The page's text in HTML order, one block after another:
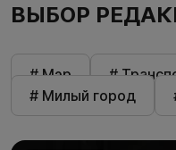
ВЫБОР
# Мэр #
# Милый город